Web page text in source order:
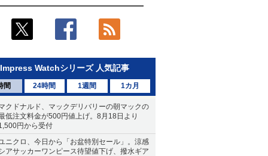
Impress Watchシリーズ 人気記事
間 24時間 1週間 1カ月
クドナルド、マックデリバリーの朝マックの
低注文料金が500円値上げ。8月18日より
円から受付
ニクロ、今日から「お盆特別セール」。涼感
アサッカーワンピース待望値下げ、撥水ギア